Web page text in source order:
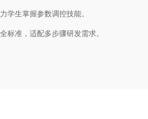
学生掌握参数调控技能。
标准，适配多步骤研发需求。